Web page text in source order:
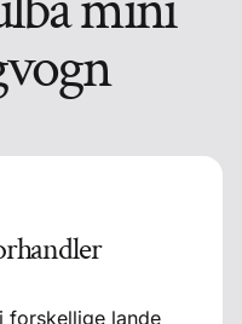
forskellige lande